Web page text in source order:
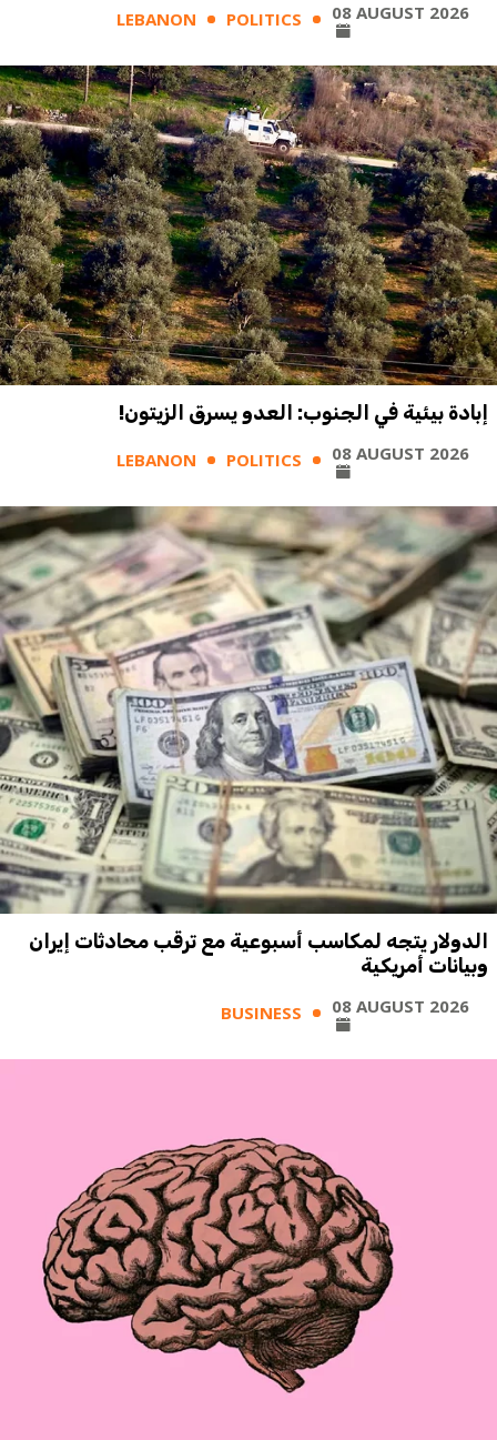
LEBANON POLITICS 08 AUGUST 2026
إبادة بيئية في الجنوب: العدو يسرق الزيتون!
LEBANON POLITICS 08 AUGUST 2026
الدولار يتجه لمكاسب أسبوعية مع ترقب محادثات إيران
وبيانات أمريكية
BUSINESS 08 AUGUST 2026